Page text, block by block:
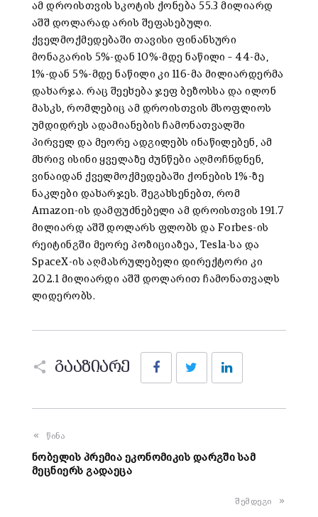
ამ დროისთვის სკოტის ქონება 55.3 მილიარდ
აშშ დოლარად არის შეფასებული.
ქველმოქმედებაში თავისი ფინანსური
მონაგარის 5%-დან 10%-მდე ნაწილი – 44-მა,
1%-დან 5%-მდე ნაწილი კი 116-მა მილიარდერმა
დახარჯა. რაც შეეხება ჯეფ ბეზოსსა და ილონ
მასკს, რომლებიც ამ დროისთვის მსოფლიოს
უმდიდრეს ადამიანების ჩამონათვალში
პირველ და მეორე ადგილებს ინაწილებენ, ამ
მხრივ ისინი ყველაზე ძუნწები აღმოჩნდნენ,
ვინაიდან ქველმოქმედებაში ქონების 1%-ზე
ნაკლები დახარჯეს. შეგახსენებთ, რომ
Amazon-ის დამფუძნებელი ამ დროისთვის 191.7
მილიარდ აშშ დოლარს ფლობს და Forbes-ის
რეიტინგში მეორე პოზიციაზეა, Tesla-სა და
SpaceX-ის აღმასრულებელი დირექტორი კი
202.1 მილიარდი აშშ დოლარით ჩამონათვალს
ლიდერობს.
გააზიარე
FacebookTwitter
წინა
ნობელის პრემია ეკონომიკის დარგში სამ
მეცნიერს გადაეცა
შემდეგი